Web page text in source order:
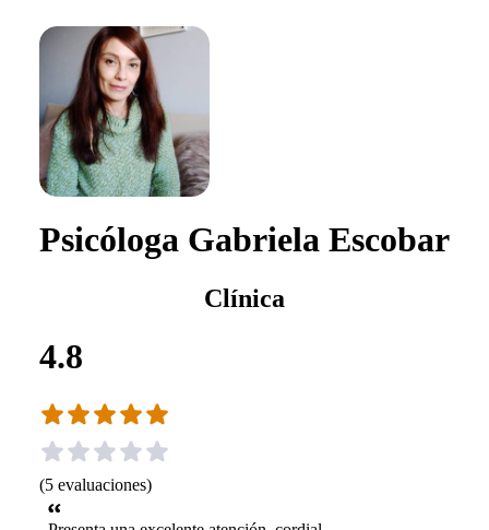
Psicóloga Gabriela Escobar
Clínica
4.8
(5 evaluaciones)